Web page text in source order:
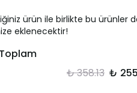
ürün ile birlikte bu ürünler
eklenecektir!
₺ 358.13 ₺